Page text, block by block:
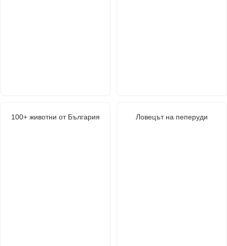
100+ животни от България Ловецът на пеперуди